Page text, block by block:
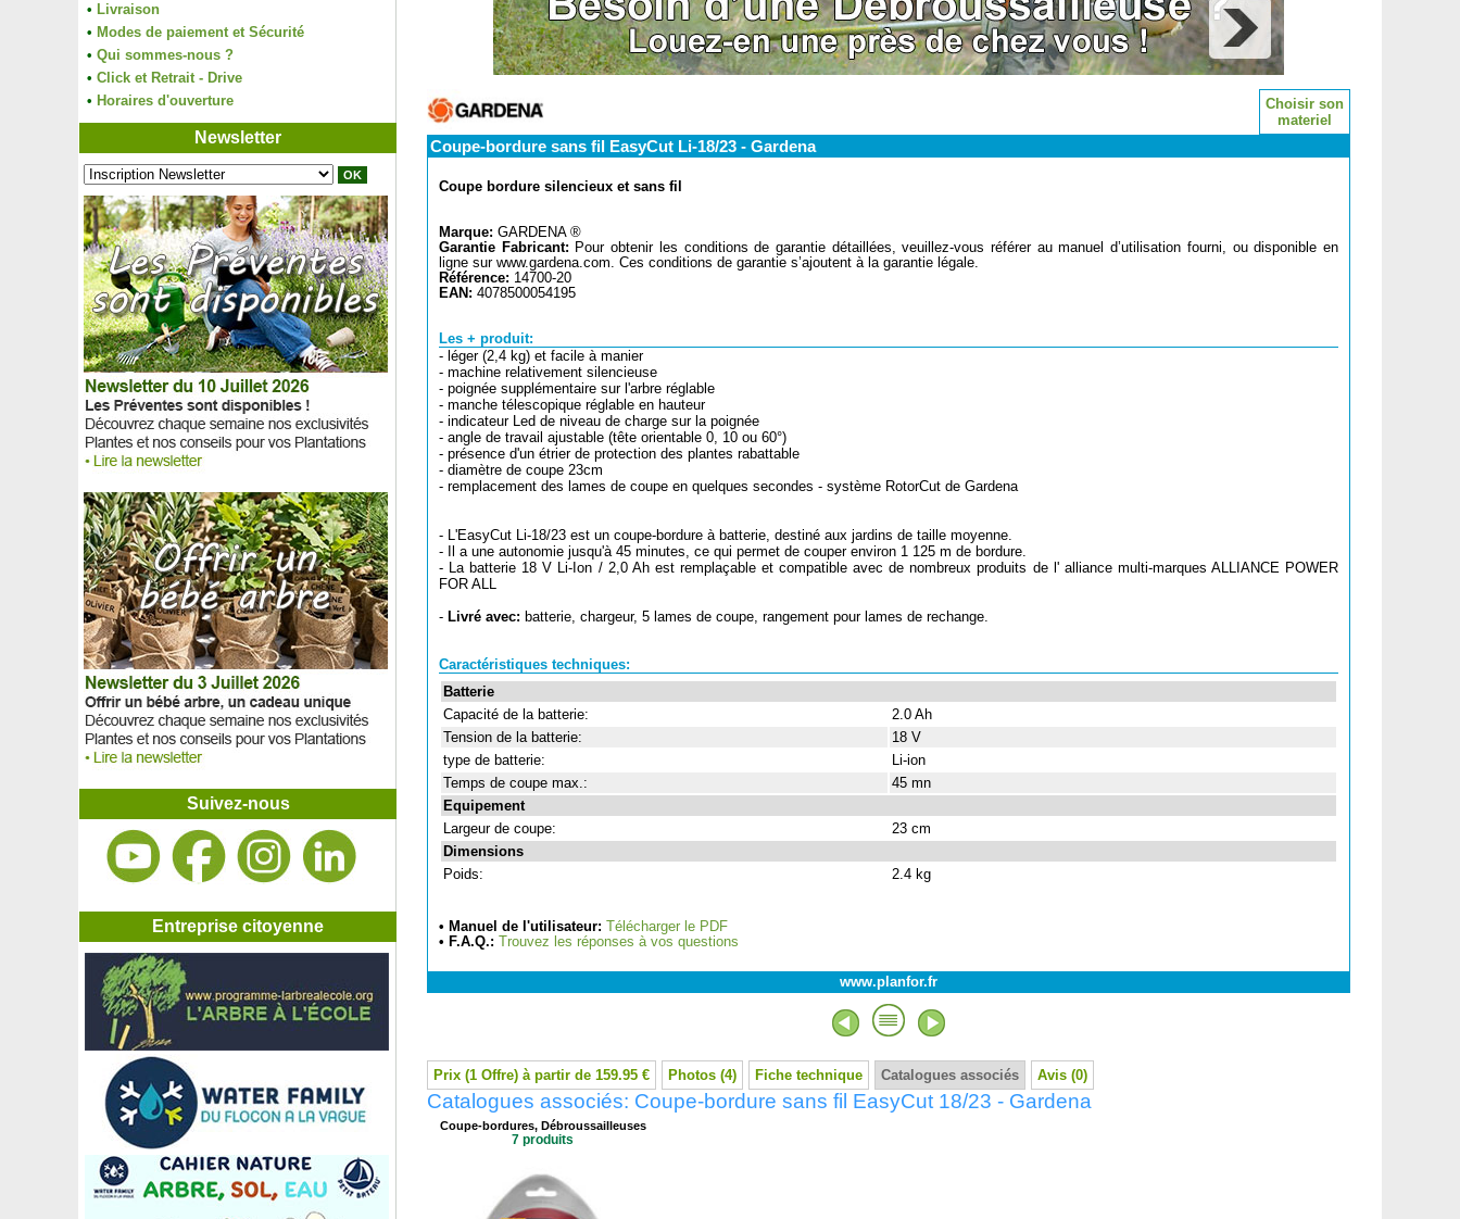
• Livraison
• Modes de paiement et Sécurité
• Qui sommes-nous ?
• Click et Retrait - Drive
• Horaires d'ouverture
Newsletter
Suivez-nous
Entreprise citoyenne
Choisir son
materiel
Coupe-bordure sans fil EasyCut Li-18/23 - Gardena
Coupe bordure silencieux et sans fil
Marque: GARDENA ®
Garantie Fabricant: Pour obtenir les conditions de garantie détaillées, veuillez-vous référer au manuel d’utilisation fourni, ou disponible en
ligne sur www.gardena.com. Ces conditions de garantie s’ajoutent à la garantie légale.
Référence: 14700-20
EAN: 4078500054195
Les + produit:
- léger (2,4 kg) et facile à manier
- machine relativement silencieuse
- poignée supplémentaire sur l'arbre réglable
- manche télescopique réglable en hauteur
- indicateur Led de niveau de charge sur la poignée
- angle de travail ajustable (tête orientable 0, 10 ou 60°)
- présence d'un étrier de protection des plantes rabattable
- diamètre de coupe 23cm
- remplacement des lames de coupe en quelques secondes - système RotorCut de Gardena
- L'EasyCut Li-18/23 est un coupe-bordure à batterie, destiné aux jardins de taille moyenne.
- Il a une autonomie jusqu'à 45 minutes, ce qui permet de couper environ 1 125 m de bordure.
- La batterie 18 V Li-Ion / 2,0 Ah est remplaçable et compatible avec de nombreux produits de l' alliance multi-marques ALLIANCE POWER
FOR ALL
- Livré avec: batterie, chargeur, 5 lames de coupe, rangement pour lames de rechange.
Caractéristiques techniques:
Batterie
Capacité de la batterie:
2.0 Ah
Tension de la batterie:
18 V
type de batterie:
Li-ion
Temps de coupe max.:
45 mn
Equipement
Largeur de coupe:
23 cm
Dimensions
Poids:
2.4 kg
• Manuel de l'utilisateur:
Télécharger le PDF
• F.A.Q.:
Trouvez les réponses à vos questions
www.planfor.fr
Prix (1 Offre) à partir de 159.95 € Photos (4) Fiche technique Catalogues associés Avis (0)
Catalogues associés: Coupe-bordure sans fil EasyCut 18/23 - Gardena
Coupe-bordures, Débroussailleuses
7 produits